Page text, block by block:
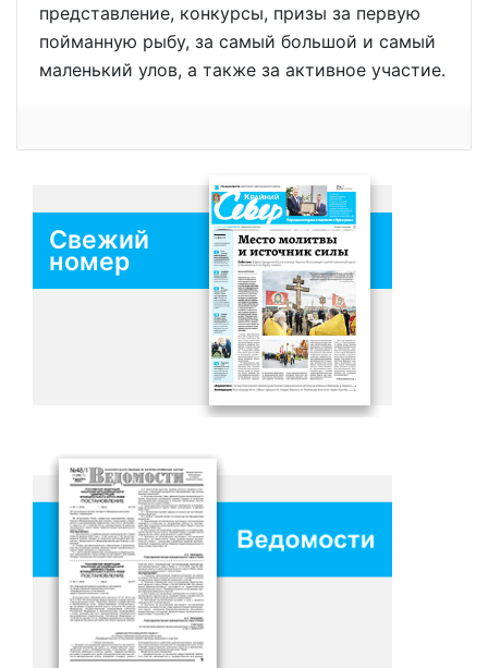
представление, конкурсы, призы за первую
пойманную рыбу, за самый большой и самый
маленький улов, а также за активное участие.
Свежий
номер